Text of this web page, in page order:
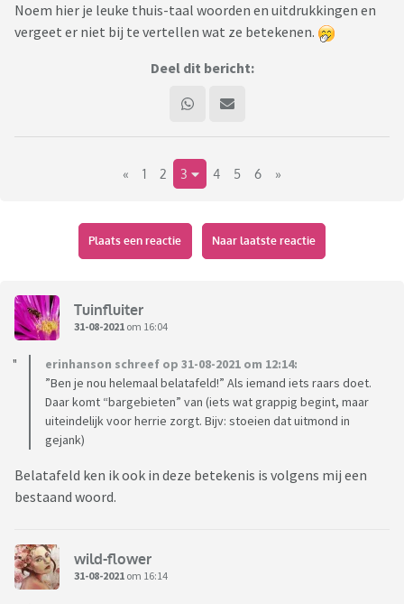
Noem hier je leuke thuis-taal woorden en uitdrukkingen en
vergeet er niet bij te vertellen wat ze betekenen.
Deel dit bericht:
« 1 2 3 4 5 6 »
Plaats een reactie Naar laatste reactie
Tuinfluiter
31-08-2021 om 16:04
erinhanson schreef op 31-08-2021 om 12:14:
”Ben je nou helemaal belatafeld!” Als iemand iets raars doet.
Daar komt “bargebieten” van (iets wat grappig begint, maar
uiteindelijk voor herrie zorgt. Bijv: stoeien dat uitmond in
gejank)
Belatafeld ken ik ook in deze betekenis is volgens mij een
bestaand woord.
wild-flower
31-08-2021 om 16:14